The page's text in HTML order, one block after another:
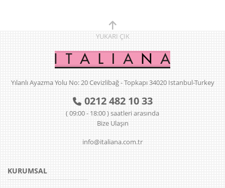
YUKARI ÇIK
Yılanlı Ayazma Yolu No: 20 Cevizlibağ - Topkapı 34020 Istanbul-Turkey
0212 482 10 33
( 09:00 - 18:00 ) saatleri arasında
Bize Ulaşın
info@italiana.com.tr
KURUMSAL